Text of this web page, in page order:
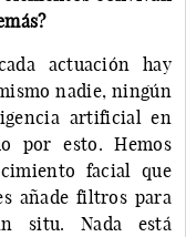
actuación hay
nadie, ningún
artificial en
por esto. Hemos
facial que
añade filtros para
situ. Nada está